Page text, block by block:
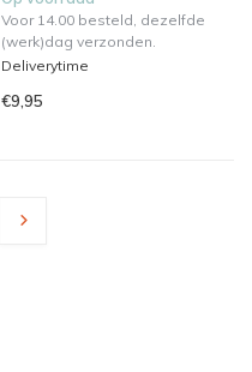
Voor 14.00 besteld, dezelfde
(werk)dag verzonden.
Deliverytime
€9,95